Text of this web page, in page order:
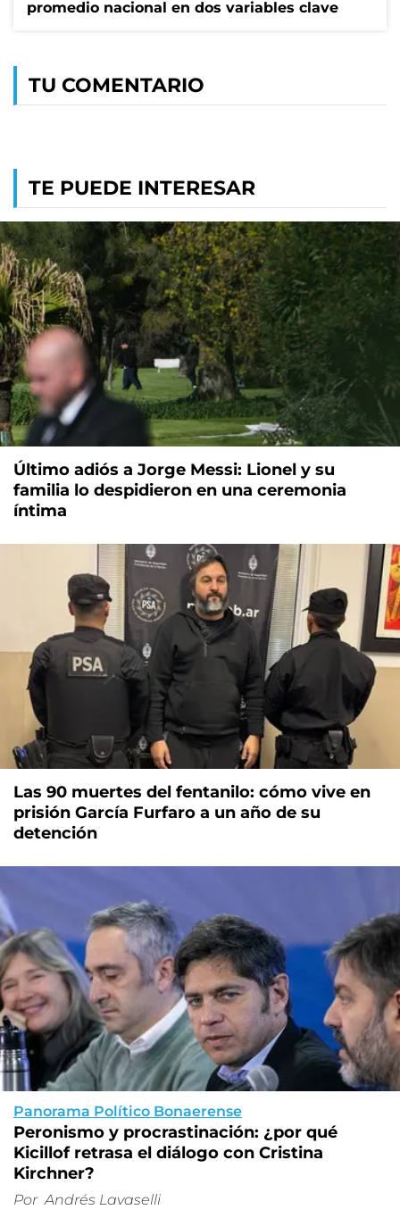
promedio nacional en dos variables clave
TU COMENTARIO
TE PUEDE INTERESAR
Último adiós a Jorge Messi: Lionel y su
familia lo despidieron en una ceremonia
íntima
Las 90 muertes del fentanilo: cómo vive en
prisión García Furfaro a un año de su
detención
Panorama Político Bonaerense
Peronismo y procrastinación: ¿por qué
Kicillof retrasa el diálogo con Cristina
Kirchner?
Por Andrés Lavaselli